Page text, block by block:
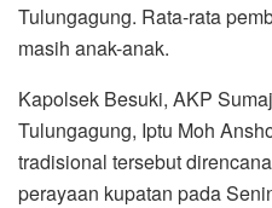
Tulungagung. Rata-rata
masih anak-anak.
Kapolsek Besuki, AKP
Tulungagung, Iptu Moh
tradisional tersebut
perayaan kupatan pada